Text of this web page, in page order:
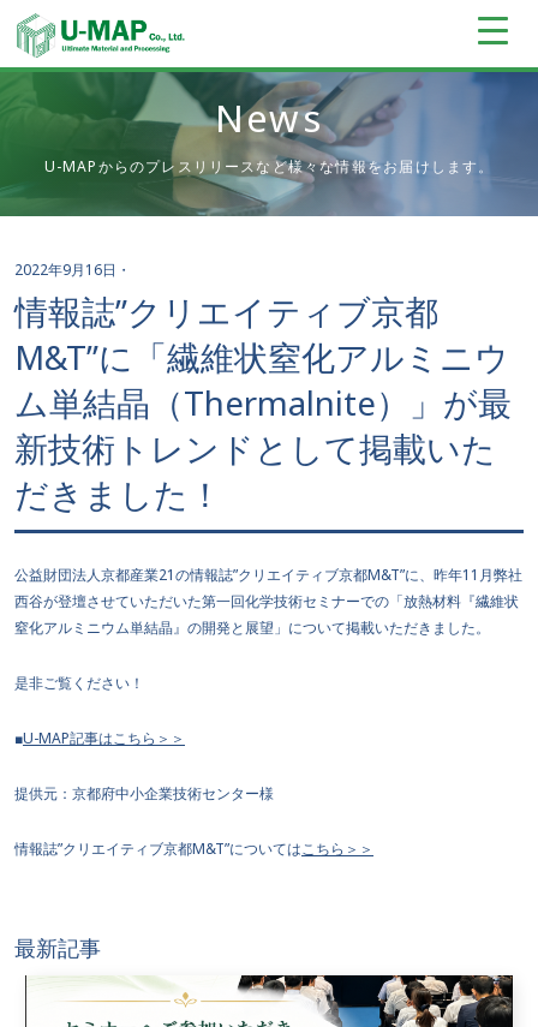
News
U-MAPからのプレスリリースなど様々な情報をお届けします。
2022年9月16日 ・
情報誌”クリエイティブ京都
M&T”に「繊維状窒化アルミニウ
ム単結晶（Thermalnite）」が最
新技術トレンドとして掲載いた
だきました！
公益財団法人京都産業21の情報誌”クリエイティブ京都M&T”に、昨年11月弊社
西谷が登壇させていただいた第一回化学技術セミナーでの「放熱材料『繊維状
窒化アルミニウム単結晶』の開発と展望」について掲載いただきました。
是非ご覧ください！
■U-MAP記事はこちら＞＞
提供元：京都府中小企業技術センター様
情報誌”クリエイティブ京都M&T”についてはこちら＞＞
最新記事